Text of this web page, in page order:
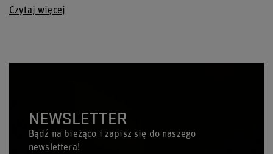
Czytaj więcej
NEWSLETTER
Bądź na bieżąco i zapisz się do naszego
newslettera!